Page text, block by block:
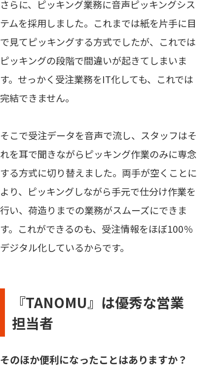
さらに、ピッキング業務に音声ピッキングシス
テムを採用しました。これまでは紙を片手に目
で見てピッキングする方式でしたが、これでは
ピッキングの段階で間違いが起きてしまいま
す。せっかく受注業務をIT化しても、これでは
完結できません。
そこで受注データを音声で流し、スタッフはそ
れを耳で聞きながらピッキング作業のみに専念
する方式に切り替えました。両手が空くことに
より、ピッキングしながら手元で仕分け作業を
行い、荷造りまでの業務がスムーズにできま
す。これができるのも、受注情報をほぼ100％
デジタル化しているからです。
『TANOMU』は優秀な営業
担当者
そのほか便利になったことはありますか？